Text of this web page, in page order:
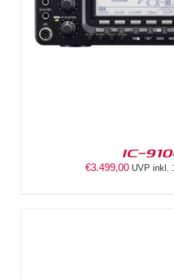
IC-
€3.499,00 UVP inkl.